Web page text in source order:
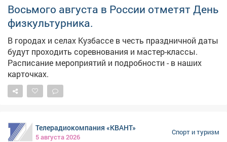
Восьмого августа в России отметят День
физкультурника.
В городах и селах Кузбассе в честь праздничной даты
будут проходить соревнования и мастер-классы.
Расписание мероприятий и подробности - в наших
карточках.
Телерадиокомпания «КВАНТ»
5 августа 2026
Спорт и туризм